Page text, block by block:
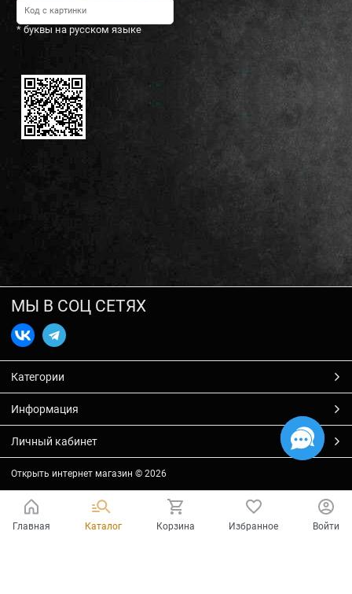
* буквы на русском языке
МЫ В СОЦ СЕТЯХ
Категории
Информация
Личный кабинет
Открыть интернет магазин © 2026
Главная Каталог Корзина Избранное Войти